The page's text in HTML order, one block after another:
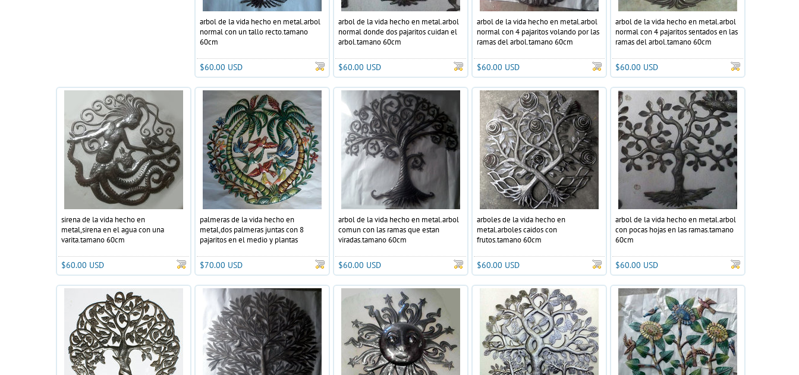
arbol de la vida hecho en metal.arbol
normal con un tallo recto.tamano
60cm
$60.00 USD
arbol de la vida hecho en metal.arbol
normal donde dos pajaritos cuidan el
arbol.tamano 60cm
$60.00 USD
arbol de la vida hecho en metal.arbol
normal con 4 pajaritos volando por las
ramas del arbol.tamano 60cm
$60.00 USD
arbol de la vida hecho en metal.arbol
normal con 4 pajaritos sentados en las
ramas del arbol.tamano 60cm
$60.00 USD
sirena de la vida hecho en
metal,sirena en el agua con una
varita.tamano 60cm
$60.00 USD
palmeras de la vida hecho en
metal,dos palmeras juntas con 8
pajaritos en el medio y plantas
$70.00 USD
arbol de la vida hecho en metal.arbol
comun con las ramas que estan
viradas.tamano 60cm
$60.00 USD
arboles de la vida hecho en
metal.arboles caidos con
frutos.tamano 60cm
$60.00 USD
arbol de la vida hecho en metal.arbol
con pocas hojas en las ramas.tamano
60cm
$60.00 USD